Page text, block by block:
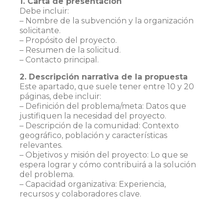
Debe incluir:
– Nombre de la subvención y la organización
solicitante.
– Propósito del proyecto.
– Resumen de la solicitud.
– Contacto principal.
2. Descripción narrativa de la propuesta
Este apartado, que suele tener entre 10 y 20
páginas, debe incluir:
– Definición del problema/meta: Datos que
justifiquen la necesidad del proyecto.
– Descripción de la comunidad: Contexto
geográfico, población y características
relevantes.
– Objetivos y misión del proyecto: Lo que se
espera lograr y cómo contribuirá a la solución
del problema.
– Capacidad organizativa: Experiencia,
recursos y colaboradores clave.